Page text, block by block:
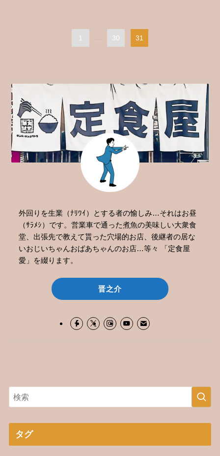
1 30 31
外回りを生業（ﾅﾘﾜｲ）とする者の愉しみ…それはお昼
（ｻﾗﾒｼ）です。営業車で通った煮魚の美味しい大衆食
堂、出張先で教えて貰った穴場的お店、後継者の居な
いおじいちゃんおばあちゃんのお店…等々 「定食屋
愛」を綴ります。
晋之介
タグ